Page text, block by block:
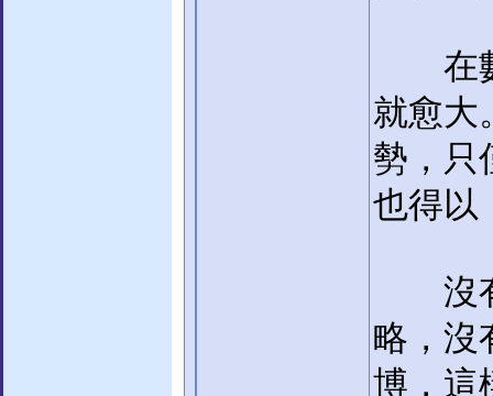
在數
就愈大
勢，只
也得以
沒有
略，沒
博，這